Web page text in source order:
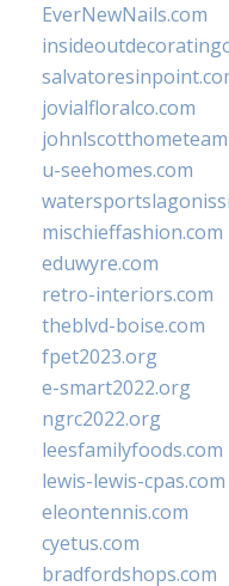
EverNewNails.com
jovialfloralco.com
u-seehomes.com
mischieffashion.com
eduwyre.com
retro-interiors.com
theblvd-boise.com
fpet2023.org
e-smart2022.org
ngrc2022.org
leesfamilyfoods.com
lewis-lewis-cpas.com
eleontennis.com
cyetus.com
bradfordshops.com